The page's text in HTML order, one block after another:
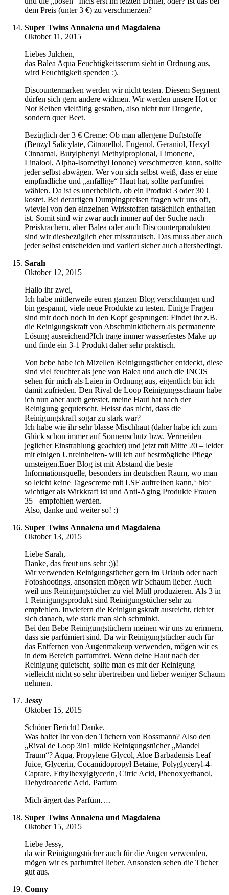
dem Preis (unter 3 €) zu verschmerzen?
Super Twins Annalena und Magdalena
Oktober 11, 2015
Liebes Julchen,
das Balea Aqua Feuchtigkeitsserum sieht in Ordnung aus,
wird Feuchtigkeit spenden :).
Discountermarken werden wir nicht testen. Diesem Segment
dürfen sich gern andere widmen. Wir werden unsere Hot or
Not Reihen vielfältig gestalten, also nicht nur Drogerie,
sondern quer Beet.
Bezüglich der 3 € Creme: Ob man allergene Duftstoffe
(Benzyl Salicylate, Citronellol, Eugenol, Geraniol, Hexyl
Cinnamal, Butylphenyl Methylpropional, Limonene,
Linalool, Alpha-Isomethyl Ionone) verschmerzen kann, sollte
jeder selbst abwägen. Wer von sich selbst weiß, dass er eine
empfindliche und „anfällige“ Haut hat, sollte parfumfrei
wählen. Da ist es unerheblich, ob ein Produkt 3 oder 30 €
kostet. Bei derartigen Dumpingpreisen fragen wir uns oft,
wieviel von den einzelnen Wirkstoffen tatsächlich enthalten
ist. Somit sind wir zwar auch immer auf der Suche nach
Preiskrachern, aber Balea oder auch Discounterprodukten
sind wir diesbezüglich eher misstrauisch. Das muss aber auch
jeder selbst entscheiden und variiert sicher auch altersbedingt.
Sarah
Oktober 12, 2015
Hallo ihr zwei,
Ich habe mittlerweile euren ganzen Blog verschlungen und
bin gespannt, viele neue Produkte zu testen. Einige Fragen
sind mir doch noch in den Kopf gesprungen: Findet ihr z.B.
die Reinigungskraft von Abschminktüchern als permanente
Lösung ausreichend?Ich trage immer wasserfestes Make up
und finde ein 3-1 Produkt daher sehr praktisch.
Von bebe habe ich Mizellen Reinigungstücher entdeckt, diese
sind viel feuchter als jene von Balea und auch die INCIS
sehen für mich als Laien in Ordnung aus, eigentlich bin ich
damit zufrieden. Den Rival de Loop Reinigungsschaum habe
ich nun aber auch getestet, meine Haut hat nach der
Reinigung gequietscht. Heisst das nicht, dass die
Reinigungskraft sogar zu stark war?
Ich habe wie ihr sehr blasse Mischhaut (daher habe ich zum
Glück schon immer auf Sonnenschutz bzw. Vermeiden
jeglicher Einstrahlung geachtet) und jetzt mit Mitte 20 – leider
mit einigen Unreinheiten- will ich auf bestmögliche Pflege
umsteigen.Euer Blog ist mit Abstand die beste
Informationsquelle, besonders im deutschen Raum, wo man
so leicht keine Tagescreme mit LSF auftreiben kann,‘ bio‘
wichtiger als Wirkkraft ist und Anti-Aging Produkte Frauen
35+ empfohlen werden.
Also, danke und weiter so! :)
Super Twins Annalena und Magdalena
Oktober 13, 2015
Liebe Sarah,
Danke, das freut uns sehr :))!
Wir verwenden Reinigungstücher gern im Urlaub oder nach
Fotoshootings, ansonsten mögen wir Schaum lieber. Auch
weil uns Reinigungstücher zu viel Müll produzieren. Als 3 in
1 Reinigungsprodukt sind Reinigungstücher sehr zu
empfehlen. Inwiefern die Reinigungskraft ausreicht, richtet
sich danach, wie stark man sich schminkt.
Bei den Bebe Reinigungstüchern meinen wir uns zu erinnern,
dass sie parfümiert sind. Da wir Reinigungstücher auch für
das Entfernen von Augenmakeup verwenden, mögen wir es
in dem Bereich parfumfrei. Wenn deine Haut nach der
Reinigung quietscht, sollte man es mit der Reinigung
vielleicht nicht so sehr übertreiben und lieber weniger Schaum
nehmen.
Jessy
Oktober 15, 2015
Schöner Bericht! Danke.
Was haltet Ihr von den Tüchern von Rossmann? Also den
„Rival de Loop 3in1 milde Reinigungstücher „Mandel
Traum“? Aqua, Propylene Glycol, Aloe Barbadensis Leaf
Juice, Glycerin, Cocamidopropyl Betaine, Polyglyceryl-4-
Caprate, Ethylhexylglycerin, Citric Acid, Phenoxyethanol,
Dehydroacetic Acid, Parfum
Mich ärgert das Parfüm….
Super Twins Annalena und Magdalena
Oktober 15, 2015
Liebe Jessy,
da wir Reinigungstücher auch für die Augen verwenden,
mögen wir es parfumfrei lieber. Ansonsten sehen die Tücher
gut aus.
Conny